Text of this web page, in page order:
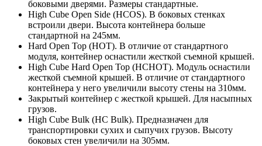
боковыми дверями. Размеры стандартные.
High Cube Open Side (HCOS). В боковых стенках
встроили двери. Высота контейнера больше
стандартной на 245мм.
Hard Open Top (HOT). В отличие от стандартного
модуля, контейнер оснастили жесткой съемной крышей.
High Cube Hard Open Top (HCHOT). Модуль оснастили
жесткой съемной крышей. В отличие от стандартного
контейнера у него увеличили высоту стены на 310мм.
Закрытый контейнер с жесткой крышей. Для насыпных
грузов.
High Cube Bulk (HC Bulk). Предназначен для
транспортировки сухих и сыпучих грузов. Высоту
боковых стен увеличили на 305мм.